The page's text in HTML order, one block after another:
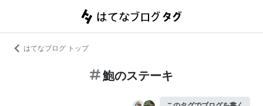
はてなブログ トップ
鮑のステーキ